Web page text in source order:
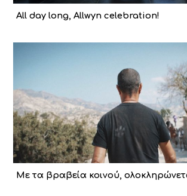
All day long, Allwyn celebration!
Με τα βραβεία κοινού,